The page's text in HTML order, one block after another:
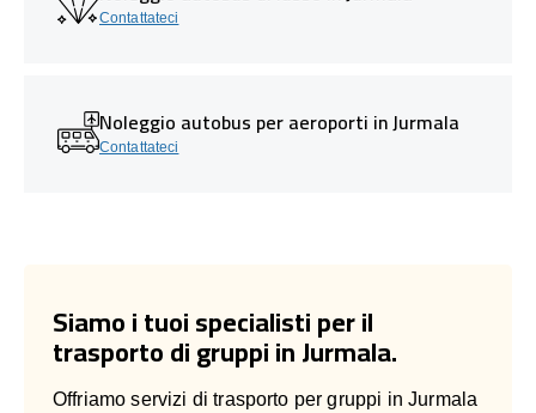
Contattateci
Noleggio autobus per aeroporti in Jurmala
Contattateci
Siamo i tuoi specialisti per il
trasporto di gruppi in Jurmala.
Offriamo servizi di trasporto per gruppi in Jurmala